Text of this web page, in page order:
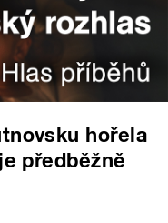
hořela
předběžně